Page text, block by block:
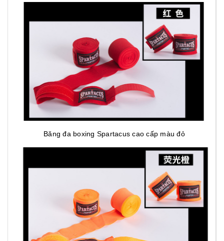
Băng đa boxing Spartacus cao cấp màu đỏ